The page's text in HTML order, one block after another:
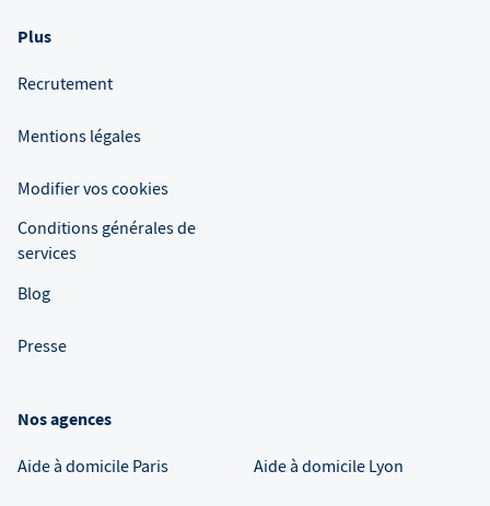
Plus
Recrutement
Mentions légales
Modifier vos cookies
Conditions générales de
services
Blog
Presse
Nos agences
Aide à domicile Paris Aide à domicile Lyon